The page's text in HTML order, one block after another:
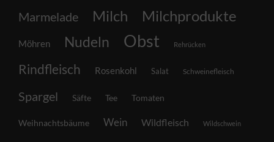
Marmelade Milch Milchprodukte
Möhren Nudeln Obst Rehrücken
Rindfleisch Rosenkohl Salat Schweinefleisch
Spargel Säfte Tee Tomaten
Weihnachtsbäume Wein Wildfleisch Wildschwein